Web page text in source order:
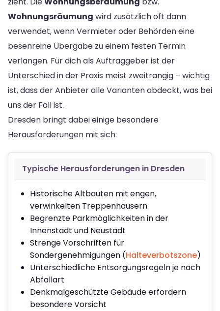
Wohnungsräumung wird zusätzlich oft dann
verwendet, wenn Vermieter oder Behörden eine
besenreine Übergabe zu einem festen Termin
verlangen. Für dich als Auftraggeber ist der
Unterschied in der Praxis meist zweitrangig – wichtig
ist, dass der Anbieter alle Varianten abdeckt, was bei
uns der Fall ist.
Dresden bringt dabei einige besondere
Herausforderungen mit sich:
Typische Herausforderungen in Dresden
Historische Altbauten mit engen,
verwinkelten Treppenhäusern
Begrenzte Parkmöglichkeiten in der
Innenstadt und Neustadt
Strenge Vorschriften für
Sondergenehmigungen (Halteverbotszone)
Unterschiedliche Entsorgungsregeln je nach
Abfallart
Denkmalgeschützte Gebäude erfordern
besondere Vorsicht